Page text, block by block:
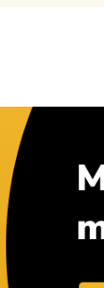
€ 15,75